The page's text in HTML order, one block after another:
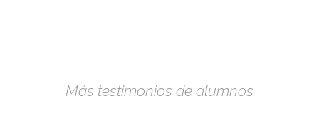
Más testimonios de alumnos